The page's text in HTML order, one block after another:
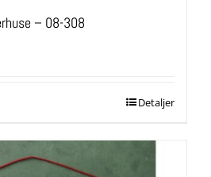
– 08-308
Detaljer